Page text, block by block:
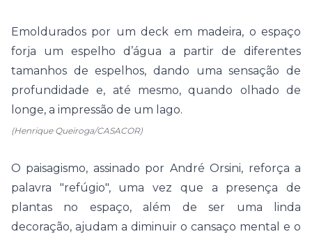
Emoldurados por um deck em madeira, o espaço
forja um espelho d’água a partir de diferentes
tamanhos de espelhos, dando uma sensação de
profundidade e, até mesmo, quando olhado de
longe, a impressão de um lago.
(Henrique Queiroga/CASACOR)
O paisagismo, assinado por André Orsini, reforça a
palavra "refúgio", uma vez que a presença de
plantas no espaço, além de ser uma linda
decoração, ajudam a diminuir o cansaço mental e o